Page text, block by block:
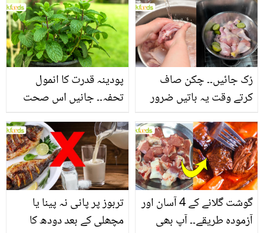
منرلز اور اینٹی آکسیڈنٹس
سے بھرپور اس سبزی کے
فائدے
بنانے کے چند قدرتی طریقے
پودینہ قدرت کا انمول
تحفہ۔۔ جانیں اس صحت
انگیز طبی فوائد
رُک جائیں۔۔ چکن صاف
کرتے وقت یہ باتیں ضرور
تربوز پر پانی نہ پینا یا
مچھلی کے بعد دودھ کا
گوشت گلانے کے 4 آسان اور
آزمودہ طریقے۔۔ آپ بھی